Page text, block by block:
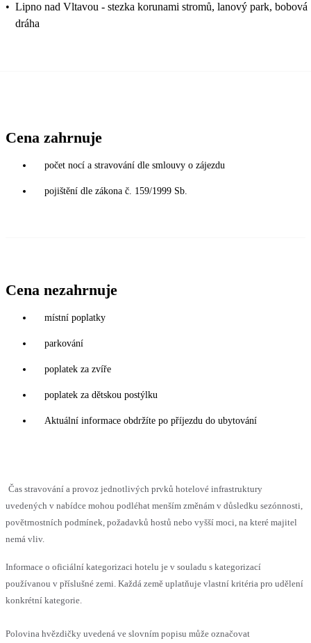
• Lipno nad Vltavou - stezka korunami stromů, lanový park, bobová
dráha
Cena zahrnuje
počet nocí a stravování dle smlouvy o zájezdu
pojištění dle zákona č. 159/1999 Sb.
Cena nezahrnuje
místní poplatky
parkování
poplatek za zvíře
poplatek za dětskou postýlku
Aktuální informace obdržíte po příjezdu do ubytování
Čas stravování a provoz jednotlivých prvků hotelové infrastruktury
uvedených v nabídce mohou podléhat menším změnám v důsledku sezónnosti,
povětrnostních podmínek, požadavků hostů nebo vyšší moci, na které majitel
nemá vliv.
Informace o oficiální kategorizaci hotelu je v souladu s kategorizací
používanou v příslušné zemi. Každá země uplatňuje vlastní kritéria pro udělení
konkrétní kategorie.
Polovina hvězdičky uvedená ve slovním popisu může označovat